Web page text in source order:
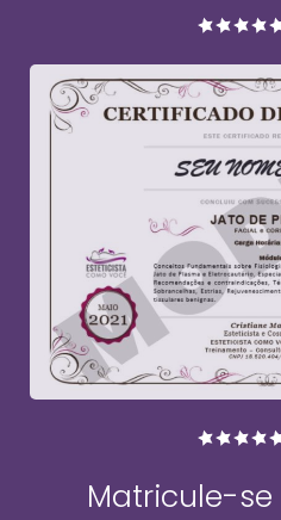
Matricule-